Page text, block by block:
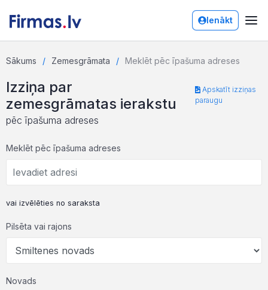
Ienākt
Sākums Zemesgrāmata Meklēt pēc īpašuma adreses
Izziņa par
zemesgrāmatas ierakstu
pēc īpašuma adreses
Apskatīt izziņas
paraugu
Meklēt pēc īpašuma adreses
vai izvēlēties no saraksta
Pilsēta vai rajons
Novads